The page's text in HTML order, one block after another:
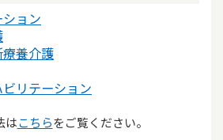
ョン
養介護
リテーション
はこちらをご覧ください。